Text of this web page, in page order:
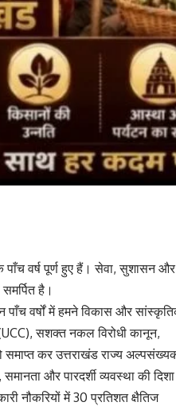
वर्ष पूर्ण हुए हैं। सेवा, सुशासन और
है।
वर्षों में हमने विकास और
सशक्त नकल विरोधी कानून,
समाप्त कर उत्तराखंड राज्य
और पारदर्शी व्यवस्था की
नौकरियों में 30 प्रतिशत क्षैतिज